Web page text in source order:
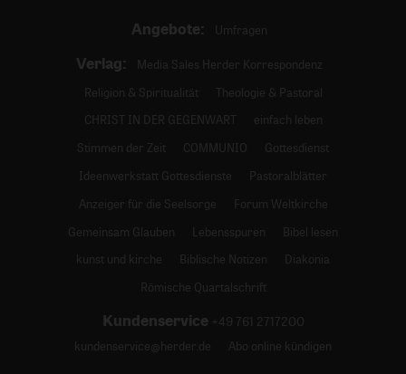
Angebote: Umfragen
Verlag:
Media Sales Herder Korrespondenz
Religion & Spiritualität
Theologie & Pastoral
CHRIST IN DER GEGENWART
einfach leben
Stimmen der Zeit
COMMUNIO
Gottesdienst
Ideenwerkstatt Gottesdienste
Pastoralblätter
Anzeiger für die Seelsorge
Forum Weltkirche
Gemeinsam Glauben
Lebensspuren
Bibel lesen
kunst und kirche
Biblische Notizen
Diakonia
Römische Quartalschrift
Kundenservice +49 761 2717200
kundenservice@herder.de
Abo online kündigen